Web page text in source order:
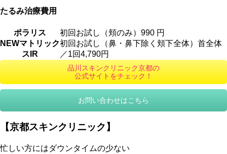
たるみ治療費用
ポラリス
初回お試し（頬のみ）990 円
NEWマトリック
スIR
初回お試し（鼻・鼻下除く頬下全体）首全体
／1回4,790円
品川スキンクリニック京都の
公式サイトをチェック！
お問い合わせはこちら
【京都スキンクリニック】
忙しい方にはダウンタイムの少ない